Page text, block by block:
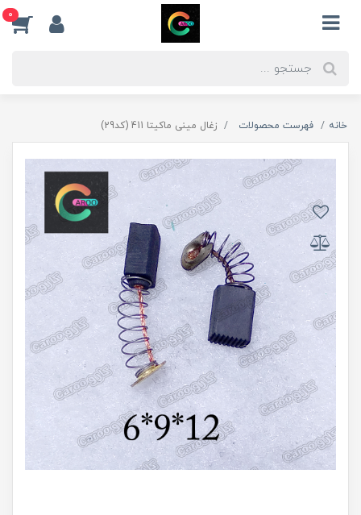
0
خانه فهرست محصولات زغال مینی ماکیتا 411 (کد29)